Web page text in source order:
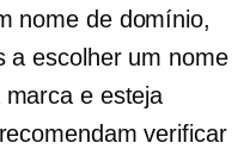
nome de domínio,
a escolher um nome
e esteja
verificar